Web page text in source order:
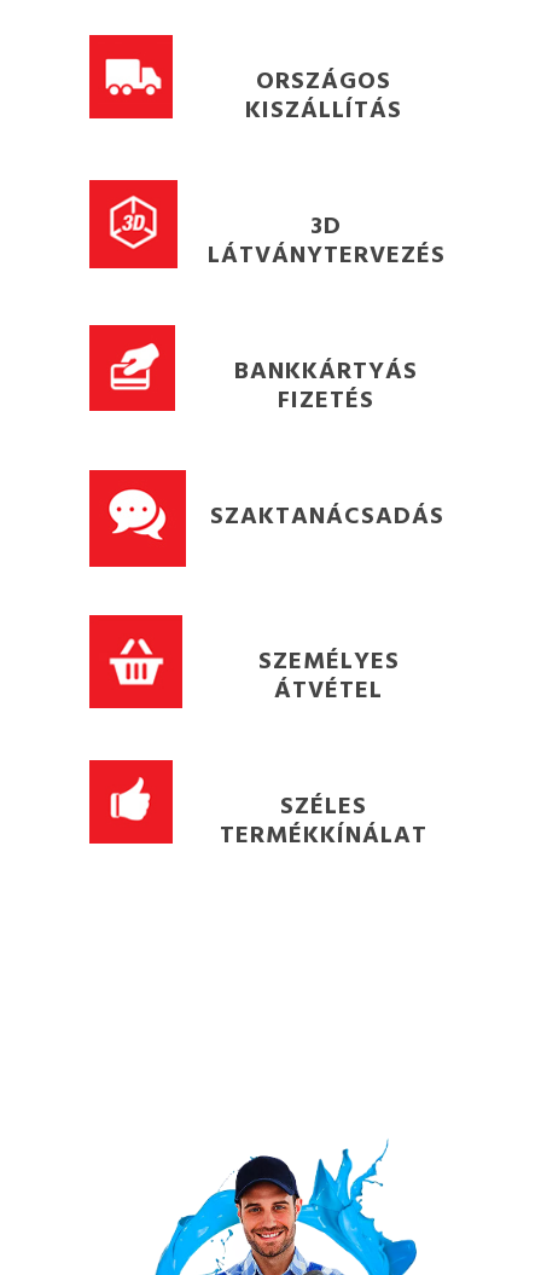
ORSZÁGOS
KISZÁLLÍTÁS
3D
LÁTVÁNYTERVEZÉS
BANKKÁRTYÁS
FIZETÉS
SZAKTANÁCSADÁS
SZEMÉLYES
ÁTVÉTEL
SZÉLES
TERMÉKKÍNÁLAT